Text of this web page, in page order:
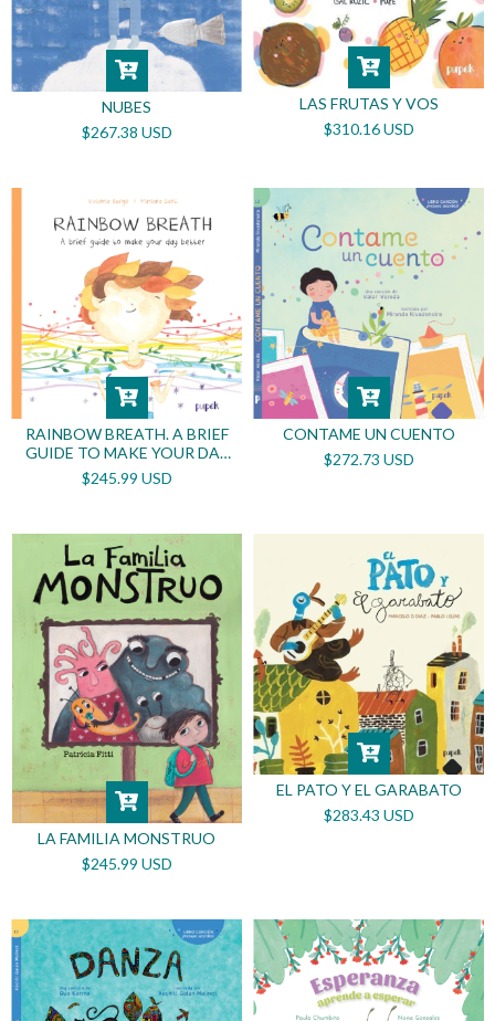
NUBES
$267.38 USD
LAS FRUTAS Y VOS
$310.16 USD
RAINBOW BREATH. A BRIEF
GUIDE TO MAKE YOUR DAY
BETTER
$245.99 USD
CONTAME UN CUENTO
$272.73 USD
LA FAMILIA MONSTRUO
$245.99 USD
EL PATO Y EL GARABATO
$283.43 USD